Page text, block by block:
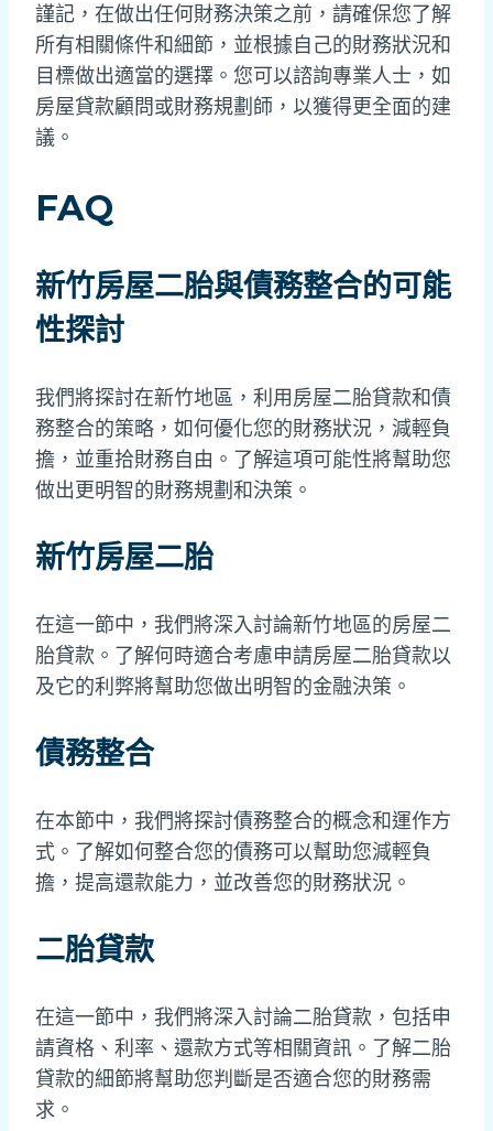
謹記，在做出任何財務決策之前，請確保您了解
所有相關條件和細節，並根據自己的財務狀況和
目標做出適當的選擇。您可以諮詢專業人士，如
房屋貸款顧問或財務規劃師，以獲得更全面的建
議。
FAQ
新竹房屋二胎與債務整合的可能
性探討
我們將探討在新竹地區，利用房屋二胎貸款和債
務整合的策略，如何優化您的財務狀況，減輕負
擔，並重拾財務自由。了解這項可能性將幫助您
做出更明智的財務規劃和決策。
新竹房屋二胎
在這一節中，我們將深入討論新竹地區的房屋二
胎貸款。了解何時適合考慮申請房屋二胎貸款以
及它的利弊將幫助您做出明智的金融決策。
債務整合
在本節中，我們將探討債務整合的概念和運作方
式。了解如何整合您的債務可以幫助您減輕負
擔，提高還款能力，並改善您的財務狀況。
二胎貸款
在這一節中，我們將深入討論二胎貸款，包括申
請資格、利率、還款方式等相關資訊。了解二胎
貸款的細節將幫助您判斷是否適合您的財務需
求。